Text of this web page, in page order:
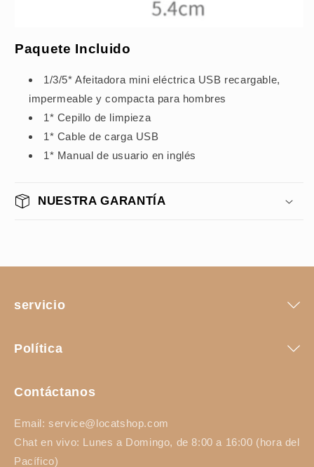
Paquete Incluido
1/3/5* Afeitadora mini eléctrica USB recargable,
impermeable y compacta para hombres
1* Cepillo de limpieza
1* Cable de carga USB
1* Manual de usuario en inglés
NUESTRA GARANTÍA
servicio
Política
Contáctanos
Email: service@locatshop.com
Chat en vivo: Lunes a Domingo, de 8:00 a 16:00 (hora del
Pacífico)